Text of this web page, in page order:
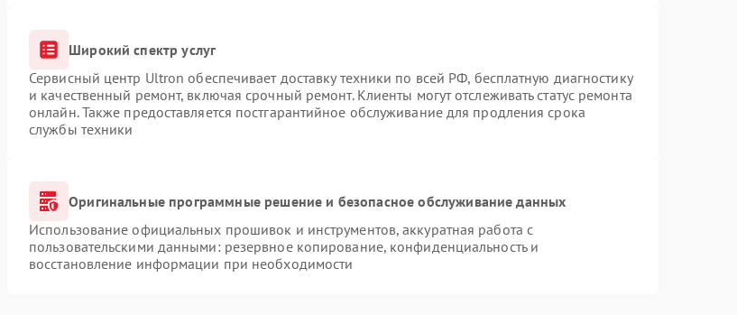
Широкий спектр услуг
Сервисный центр Ultron обеспечивает доставку техники по всей РФ, бесплатную диагностику
и качественный ремонт, включая срочный ремонт. Клиенты могут отслеживать статус ремонта
онлайн. Также предоставляется постгарантийное обслуживание для продления срока
службы техники
Оригинальные программные решение и безопасное обслуживание данных
Использование официальных прошивок и инструментов, аккуратная работа с
пользовательскими данными: резервное копирование, конфиденциальность и
восстановление информации при необходимости